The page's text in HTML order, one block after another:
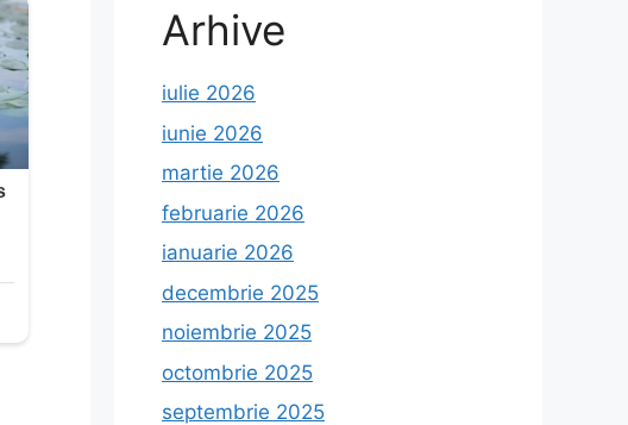
Arhive
iulie 2026
iunie 2026
martie 2026
februarie 2026
ianuarie 2026
decembrie 2025
noiembrie 2025
octombrie 2025
septembrie 2025